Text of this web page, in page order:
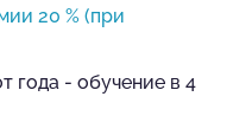
20 % (при
года - обучение в 4